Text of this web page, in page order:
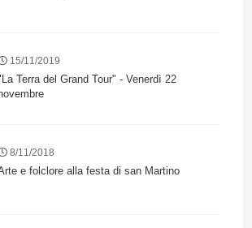
15/11/2019
Terra del Grand Tour" - Venerdì 22
8/11/2018
e folclore alla festa di san Martino